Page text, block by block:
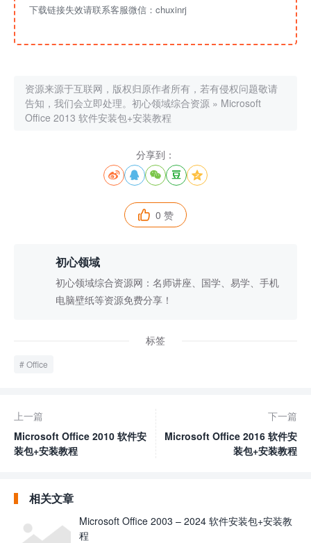
下载链接失效请联系客服微信：chuxinrj
资源来源于互联网，版权归原作者所有，若有侵权问题敬请
告知，我们会立即处理。 初心领域综合资源 » Microsoft
Office 2013 软件安装包+安装教程
分享到：
    
 0 赞
初心领域
初心领域综合资源网：名师讲座、国学、易学、手机
电脑壁纸等资源免费分享！
标签
Office
上一篇
Microsoft Office 2010 软件安
装包+安装教程
下一篇
Microsoft Office 2016 软件安
装包+安装教程
相关文章
Microsoft Office 2003 – 2024 软件安装包+安装教
程